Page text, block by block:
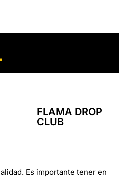
FLAMA DROP
CLUB
Es importante tener en